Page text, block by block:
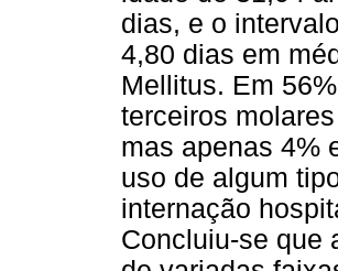
dias, e o
4,80 dias em
Mellitus. Em
terceiros
mas apenas 4%
uso de algum
internação
Concluiu-se que